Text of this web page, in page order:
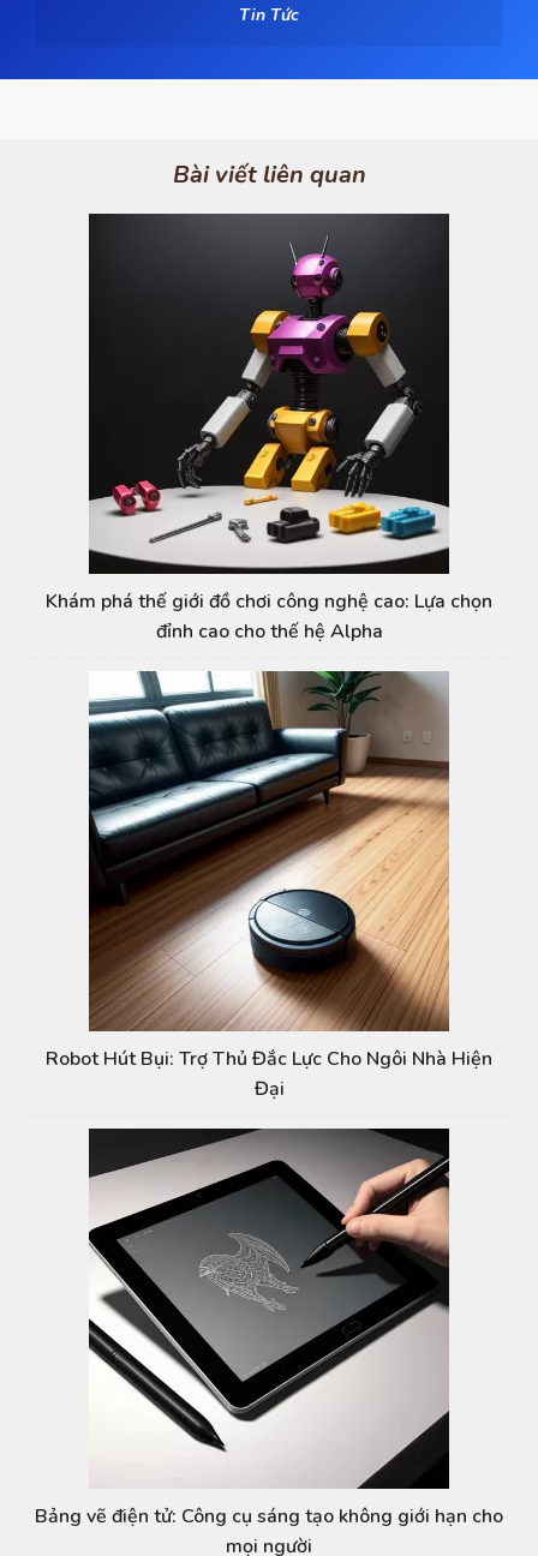
Tin Tức
Bài viết liên quan
Khám phá thế giới đồ chơi công nghệ cao: Lựa chọn
đỉnh cao cho thế hệ Alpha
Robot Hút Bụi: Trợ Thủ Đắc Lực Cho Ngôi Nhà Hiện
Đại
Bảng vẽ điện tử: Công cụ sáng tạo không giới hạn cho
mọi người